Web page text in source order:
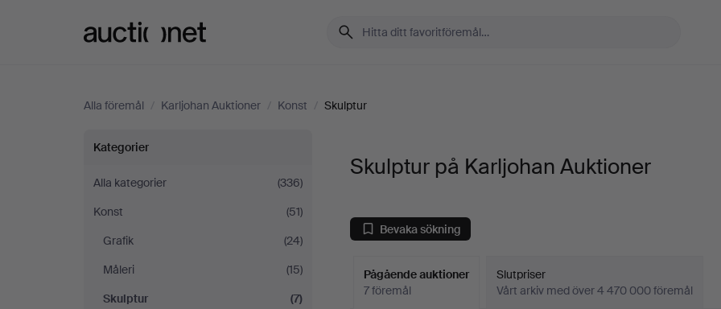
Alla föremål / Karljohan Auktioner / Konst / Skulptur
Skulptur
på
Karljohan
Auktioner
Kategorier
Alla kategorier
(336)
Konst
(51)
Grafik
(24)
Måleri
(15)
Skulptur
(7)
Skulptur på Karljohan Auktioner
Bevaka sökning
Pågående auktioner
7 föremål
Slutpriser
Vårt arkiv med över 4 470 000 föremål